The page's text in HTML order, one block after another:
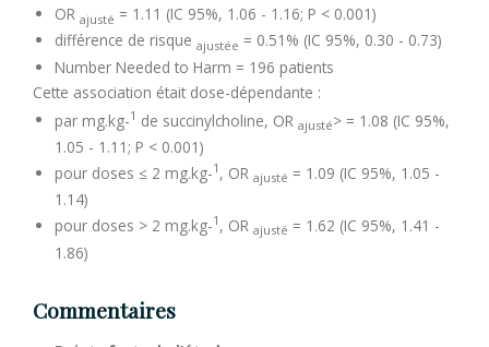
OR ajusté = 1.11 (IC 95%, 1.06 - 1.16; P < 0.001)
différence de risque ajustée = 0.51% (IC 95%, 0.30 - 0.73)
Number Needed to Harm = 196 patients
Cette association était dose-dépendante :
par mg.kg-1 de succinylcholine, OR ajusté> = 1.08 (IC 95%,
1.05 - 1.11; P < 0.001)
pour doses ≤ 2 mg.kg-1 , OR ajusté = 1.09 (IC 95%, 1.05 -
1.14)
pour doses > 2 mg.kg-1 , OR ajusté = 1.62 (IC 95%, 1.41 -
1.86)
Commentaires